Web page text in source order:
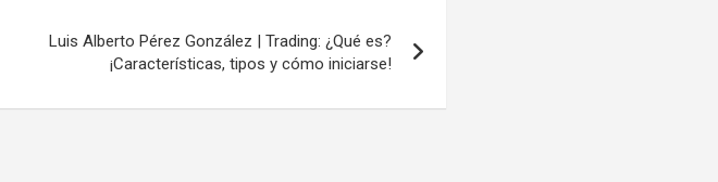
Luis Alberto Pérez González | Trading: ¿Qué es?
¡Características, tipos y cómo iniciarse!